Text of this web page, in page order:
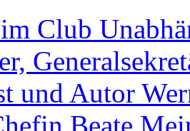
Club
und Autor